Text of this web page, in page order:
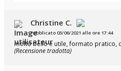
Christine C.
Pubblicato 03/06/2021 alle ore 17:44
molto bello e utile, formato pratico,
(Recensione tradotta)